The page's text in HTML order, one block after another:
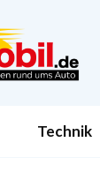
Technik